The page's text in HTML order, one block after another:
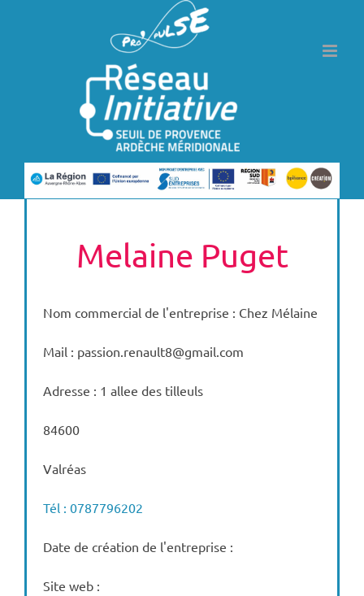
Melaine Puget
Nom commercial de l'entreprise : Chez Mélaine
Mail : passion.renault8@gmail.com
Adresse : 1 allee des tilleuls
84600
Valréas
Tél : 0787796202
Date de création de l'entreprise :
Site web :